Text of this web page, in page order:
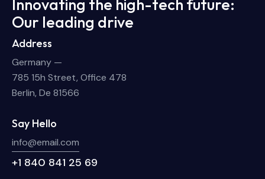
Innovating the high-tech future:
Our leading drive
Address
Germany —
785 15h Street, Office 478
Berlin, De 81566
Say Hello
info@email.com
+1 840 841 25 69